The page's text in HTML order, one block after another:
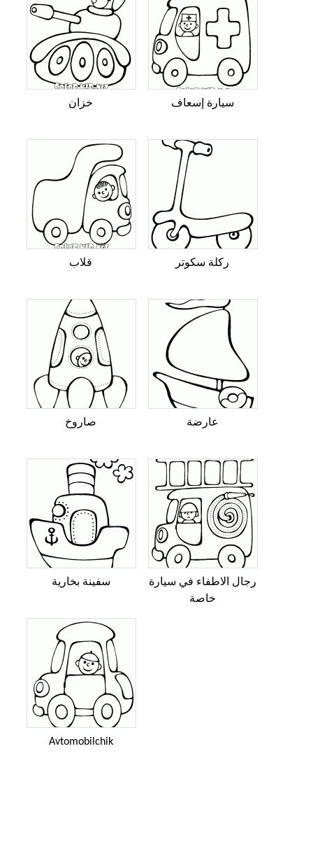
خزان سيارة إسعاف
قلاب ركلة سكوتر
صاروخ عارضة
سفينة بخارية
رجال الاطفاء في سيارة
خاصة
Avtomobilchik